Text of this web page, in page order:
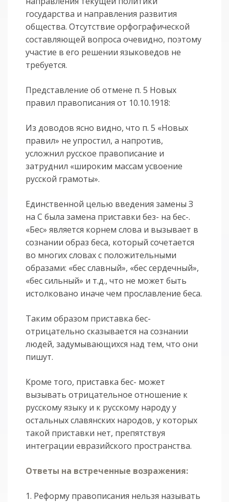
государства и направления развития
общества. Отсутствие орфографической
составляющей вопроса очевидно, поэтому
участие в его решении языковедов не
требуется.
Представление об отмене п. 5 Новых
правил правописания от 10.10.1918:
Из доводов ясно видно, что п. 5 «Новых
правил» не упростил, а напротив,
усложнил русское правописание и
затруднил «широким массам усвоение
русской грамоты».
Единственной целью введения замены З
на С была замена приставки без- на бес-.
«Бес» является корнем слова и вызывает в
сознании образ беса, который сочетается
во многих словах с положительными
образами: «бес славный», «бес сердечный»,
«бес сильный» и т.д., что не может быть
истолковано иначе чем прославление беса.
Таким образом приставка бес-
отрицательно сказывается на сознании
людей, задумывающихся над тем, что они
пишут.
Кроме того, приставка бес- может
вызывать отрицательное отношение к
русскому языку и к русскому народу у
остальных славянских народов, у которых
такой приставки нет, препятствуя
интеграции евразийского пространства.
Ответы на встреченные возражения:
1. Реформу правописания нельзя называть